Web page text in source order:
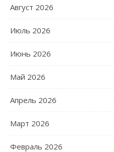
Август 2026
Июль 2026
Июнь 2026
Май 2026
Апрель 2026
Март 2026
Февраль 2026